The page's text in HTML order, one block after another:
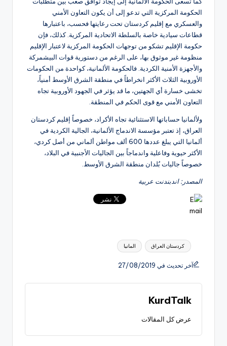
الحكومة المركزية التي تدعو إلى أن يكون التعاون الأمني
والعسكري مع إقليم كردستان تحت رعايتها فحسب، باعتبارها
قطاعات سيادية خاصة بالسلطة الاتحادية المركزية. كذلك، فإن
حكومة الإقليم تشكو من توجهات الحكومة المركزية لاعتبار الإقليم
منظومة غير موثوق بها، على الرغم من دستورية قوات البيشمركة
والأجهزة الأمنية الكردية. فالحكومة الألمانية، كواحدة من الحكومات
الأوروبية الثلاث الأكثر انخراطاً في منطقة الشرق الأوسط أمنياً،
تخشى خسارة أي الجهتين، ما قد يؤثر في الجهود الأوروبية تجاه
التعاون الأمني مع قوى الحكم في المنطقة.
ولألمانيا حساباتها الاستثنائية تجاه الأكراد، خصوصاً إقليم كردستان
العراق، إذ تعتبر مؤسسة الاندماج الألمانية، الجالية الكردية في
ألمانيا التي يبلغ عددها 600 ألف مواطن ألماني من أصل كردي،
الأكثر حيوية وفاعلية واندماجاً بين الجاليات الأجنبية في البلاد،
خصوصاً جاليات بُلدان منطقة الشرق الأوسط.
المصدر: اندبندنت عربية
العلامات: المانيا كردستان العراق
آخر تحديث في 27/08/2019
KurdTalk
عرض كل المقالات